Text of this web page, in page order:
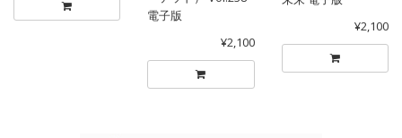
電子版
¥2,100
¥2,100